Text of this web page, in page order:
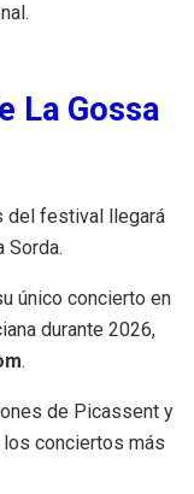
La Gossa
del festival llegará
Sorda.
único concierto en
durante 2026,
.
de Picassent y
los conciertos más